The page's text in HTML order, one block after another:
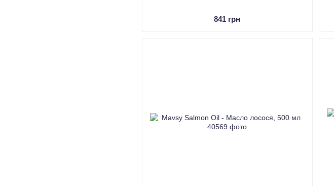
841 грн